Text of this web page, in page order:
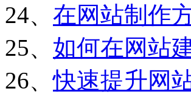
24、 在网站制作
25、 如何在网站
26、快速提升网